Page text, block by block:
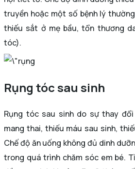
truyền hoặc một số bệnh lý
thiếu sắt ở mẹ bầu, tổn thương
tóc).
Rụng tóc sau sinh
Rụng tóc sau sinh do sự thay
mang thai, thiếu máu sau sinh,
Chế độ ăn uống không đủ dinh
trong quá trình chăm sóc em bé.